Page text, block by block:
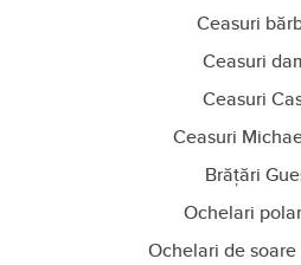
Ceasuri
Ceasuri
Ceasuri
Ceasuri
Brățări
Ochelari
Ochelari de soare